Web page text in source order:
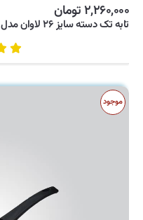
۲,۲۶۰,۰۰۰ تومان
تابه تک دسته سایز ۲۶ لاوان مدل ترمو فورج
موجود